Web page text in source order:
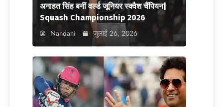
अनाहत सिंह बनीं वर्ल्ड जूनियर स्क्वैश चैंपियन|
Squash Championship 2026
Nandani जुलाई 26, 2026